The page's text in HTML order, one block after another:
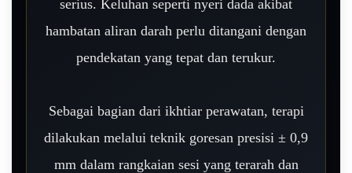
serius. Keluhan seperti nyeri dada akibat
hambatan aliran darah perlu ditangani dengan
pendekatan yang tepat dan terukur.
Sebagai bagian dari ikhtiar perawatan, terapi
dilakukan melalui teknik goresan presisi ± 0,9
mm dalam rangkaian sesi yang terarah dan